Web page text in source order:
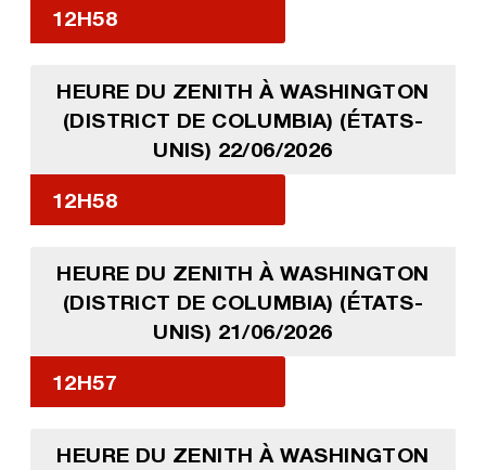
12H58
HEURE DU ZENITH À WASHINGTON
(DISTRICT DE COLUMBIA) (ÉTATS-
UNIS) 22/06/2026
12H58
HEURE DU ZENITH À WASHINGTON
(DISTRICT DE COLUMBIA) (ÉTATS-
UNIS) 21/06/2026
12H57
HEURE DU ZENITH À WASHINGTON